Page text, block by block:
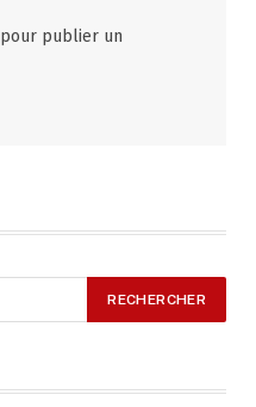
pour publier un